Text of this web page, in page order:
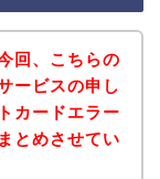
回、こちらの
ービスの申し
カードエラー
とめさせてい